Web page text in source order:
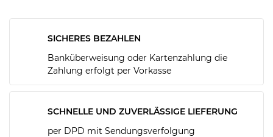
SICHERES BEZAHLEN
Banküberweisung oder Kartenzahlung die
Zahlung erfolgt per Vorkasse
SCHNELLE UND ZUVERLÄSSIGE LIEFERUNG
per DPD mit Sendungsverfolgung